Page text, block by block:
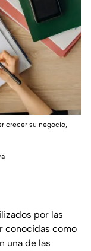
crecer su negocio,
por las
conocidas como
una de las